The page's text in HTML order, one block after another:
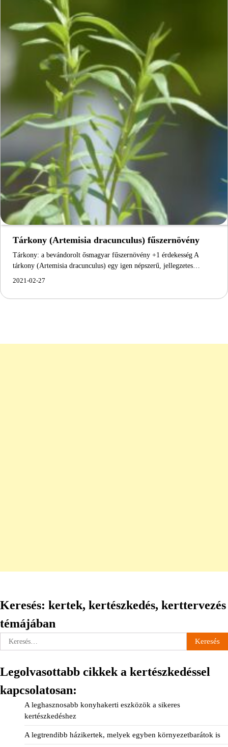
Tárkony (Artemisia dracunculus) fűszernövény
Tárkony: a bevándorolt ősmagyar fűszernövény +1 érdekesség A
tárkony (Artemisia dracunculus) egy igen népszerű, jellegzetes…
2021-02-27
Keresés: kertek, kertészkedés, kerttervezés
témájában
Keresés:
Legolvasottabb cikkek a kertészkedéssel
kapcsolatosan:
A leghasznosabb konyhakerti eszközök a sikeres
kertészkedéshez
A legtrendibb házikertek, melyek egyben környezetbarátok is